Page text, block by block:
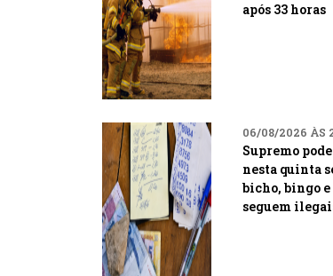
após 33 horas
06/08/2026 ÀS
Supremo
nesta quinta
bicho, bingo
seguem